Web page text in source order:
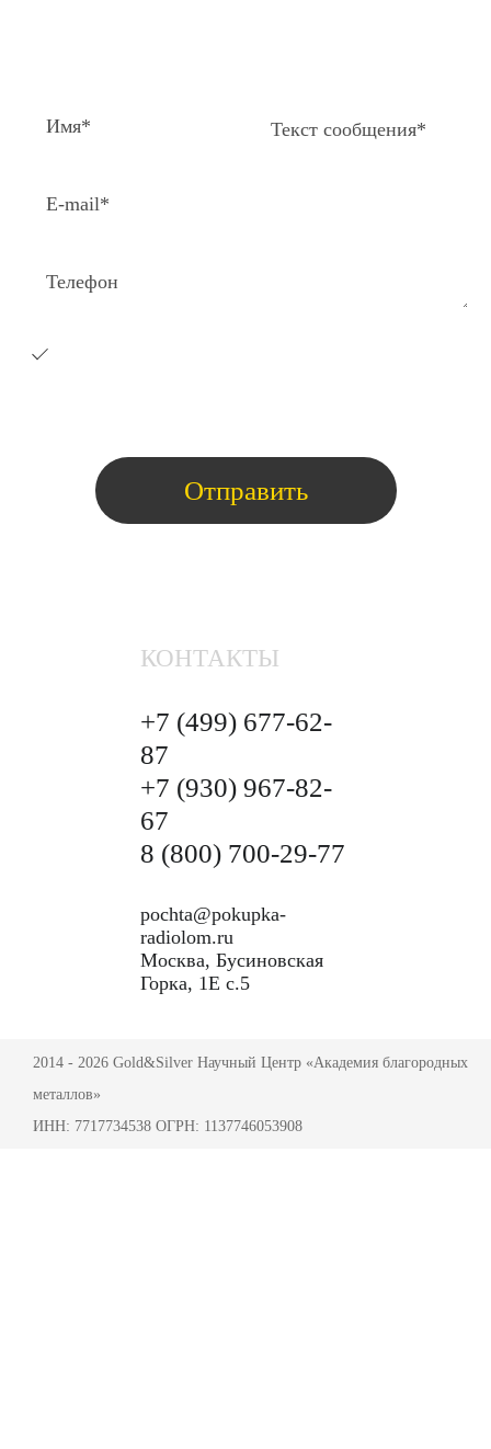
КОНТАКТЫ
+7 (499) 677-62-
87
+7 (930) 967-82-
67
8 (800) 700-29-77
pochta@pokupka-
radiolom.ru
Москва, Бусиновская
Горка, 1Е с.5
2014 - 2026 Gold&Silver Научный Центр «Академия благородных
металлов»
ИНН: 7717734538 ОГРН: 1137746053908